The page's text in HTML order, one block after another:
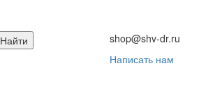
Найти
shop@shv-dr.ru
Написать нам